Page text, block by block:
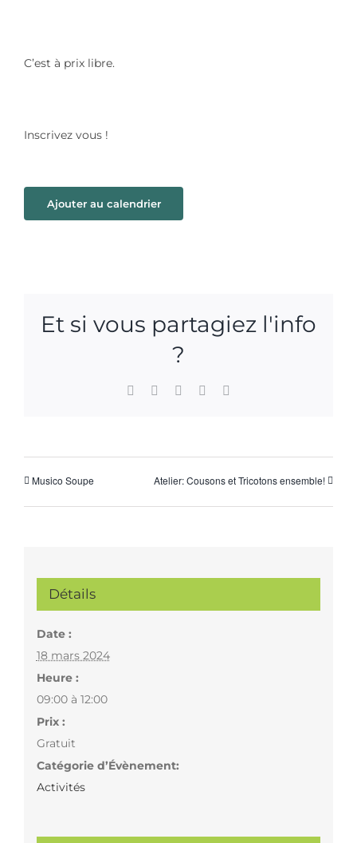
C’est à prix libre.
Inscrivez vous !
Ajouter au calendrier
Et si vous partagiez l'info
?
Facebook WhatsApp
Pinterest
Musico Soupe Atelier: Cousons et Tricotons ensemble!
Détails
Date :
18 mars 2024
Heure :
09:00 à 12:00
Prix :
Gratuit
Catégorie d’Évènement:
Activités